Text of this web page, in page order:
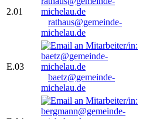
2.01
rathaus@gemeinde-
michelau.de
E.03
baetz@gemeinde-
michelau.de